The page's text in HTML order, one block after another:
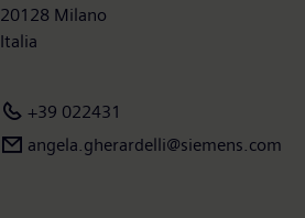
20128 Milano
Italia
+39 022431
angela.gherardelli@siemens.com